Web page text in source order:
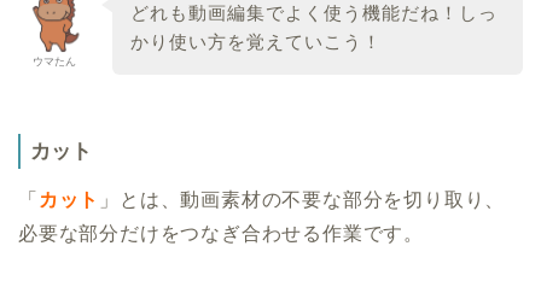
ウマたん
どれも動画編集でよく使う機能だね！しっ
かり使い方を覚えていこう！
カット
「 カット 」とは、動画素材の不要な部分を切り取り、
必要な部分だけをつなぎ合わせる作業です。